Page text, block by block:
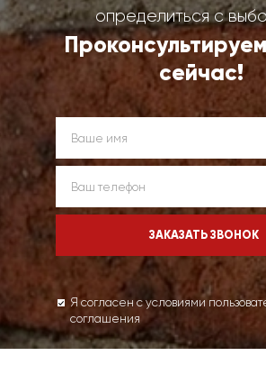
определиться с
сейчас!
Я согласен с условиями
соглашения